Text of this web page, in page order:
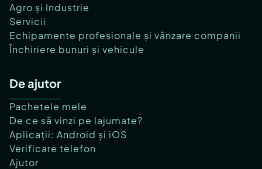
Agro și Industrie
Servicii
Echipamente profesionale și vânzare companii
Închiriere bunuri și vehicule
De ajutor
Pachetele mele
De ce să vinzi pe lajumate?
Aplicații: Android și iOS
Verificare telefon
Ajutor